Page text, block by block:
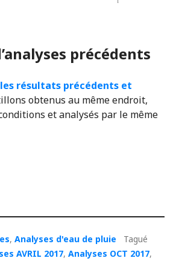
précédents
les résultats précédents et
obtenus au même endroit,
et analysés par le même
, Analyses d'eau de pluie
Tagué
AVRIL 2017, Analyses OCT 2017,